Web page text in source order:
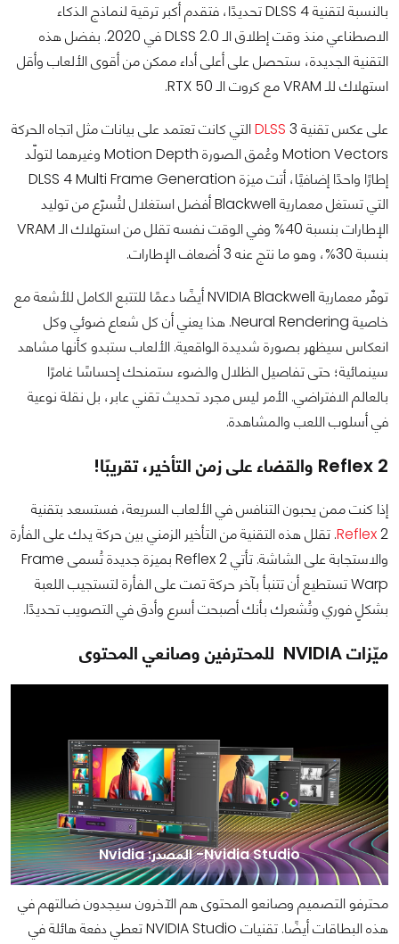
بالنسبة لتقنية DLSS 4 تحديدًا، فتقدم أكبر ترقية لنماذج الذكاء
الاصطناعي منذ وقت إطلاق الـ DLSS 2.0 في 2020. بفضل هذه
التقنية الجديدة، ستحصل على أعلى أداء ممكن من أقوى الألعاب وأقل
استهلاك للـ VRAM مع كروت الـ RTX 50.
على عكس تقنية DLSS3 التي كانت تعتمد على بيانات مثل اتجاه الحركة
Motion Vectors وعُمق الصورة Motion Depth وغيرهما لتولّد
إطارًا واحدًا إضافيًا، أتت ميزة DLSS 4 Multi Frame Generation
التي تستغل معمارية Blackwell أفضل استغلال لتُسرّع من توليد
الإطارات بنسبة 40% وفي الوقت نفسه تقلل من استهلاك الـ VRAM
بنسبة 30%، وهو ما نتج عنه 3 أضعاف الإطارات.
توفّر معمارية NVIDIA Blackwell أيضًا دعمًا للتتبع الكامل للأشعة مع
خاصية Neural Rendering. هذا يعني أن كل شعاع ضوئي وكل
انعكاس سيظهر بصورة شديدة الواقعية. الألعاب ستبدو كأنها مشاهد
سينمائية؛ حتى تفاصيل الظلال والضوء ستمنحك إحساسًا غامرًا
بالعالم الافتراضي. الأمر ليس مجرد تحديث تقني عابر، بل نقلة نوعية
في أسلوب اللعب والمشاهدة.
Reflex 2 والقضاء على زمن التأخير، تقريبًا!
إذا كنت ممن يحبون التنافس في الألعاب السريعة، فستسعد بتقنية
Reflex2. تقلل هذه التقنية من التأخير الزمني بين حركة يدك على الفأرة
والاستجابة على الشاشة. تأتي Reflex 2 بميزة جديدة تُسمى Frame
Warp تستطيع أن تتنبأ بآخر حركة تمت على الفأرة لتستجيب اللعبة
بشكلٍ فوري وتُشعرك بأنك أصبحت أسرع وأدق في التصويب تحديدًا.
ميّزات NVIDIA للمحترفين وصانعي المحتوى
Nvidia Studio- المصدر: Nvidia
محترفو التصميم وصانعو المحتوى هم الآخرون سيجدون ضالتهم في
هذه البطاقات أيضًا. تقنيات NVIDIA Studio تعطي دفعة هائلة في